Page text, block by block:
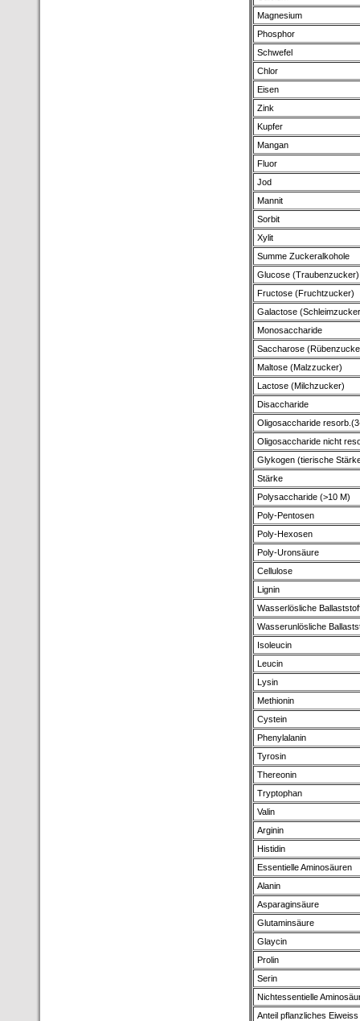
Magnesium
Phosphor
Schwefel
Chlor
Eisen
Zink
Kupfer
Mangan
Fluor
Jod
Mannit
Sorbit
Xylit
Summe Zuckeralkohole
Glucose (Traubenzucker)
Fructose (Fruchtzucker)
Galactose
Monosaccharide
Saccharose
Maltose (Malzzucker)
Lactose (Milchzucker)
Disaccharide
Oligosaccharide
Oligosaccharide nicht
Glykogen (tierische
Stärke
Polysaccharide (>10 M)
Poly-Pentosen
Poly-Hexosen
Poly-Uronsäure
Cellulose
Lignin
Wasserlösliche
Wasserunlösliche
Isoleucin
Leucin
Lysin
Methionin
Cystein
Phenylalanin
Tyrosin
Thereonin
Tryptophan
Valin
Arginin
Histidin
Essentielle Aminosäuren
Alanin
Asparaginsäure
Glutaminsäure
Glaycin
Prolin
Serin
Nichtessentielle
Anteil pflanzliches Eiweiss